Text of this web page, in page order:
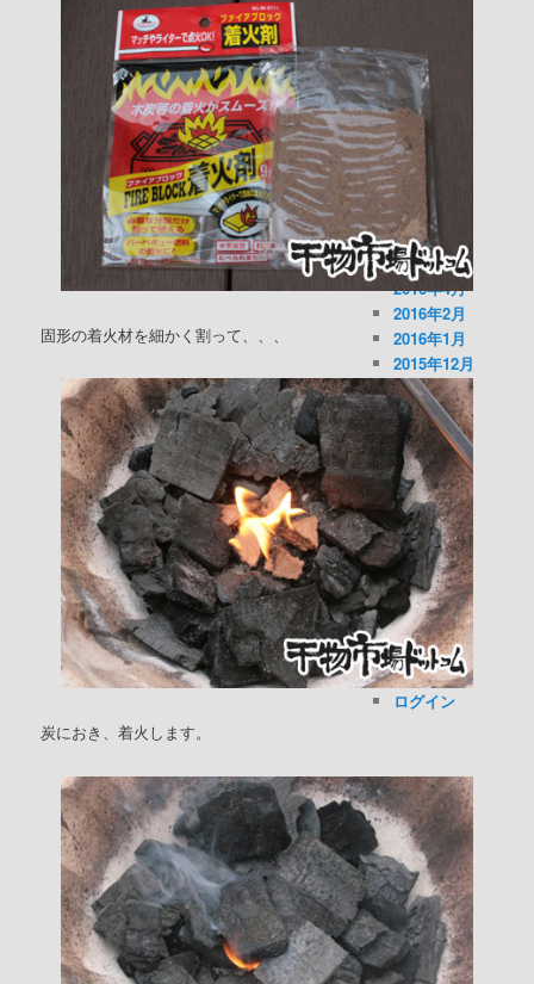
固形の着火材を細かく割って、、、
炭におき、着火します。
2017年1月
2016年12月
2016年11月
2016年10月
2016年9月
2016年8月
2016年7月
2016年6月
2016年5月
2016年4月
2016年2月
2016年1月
2015年12月
2015年9月
2015年8月
2015年6月
2015年4月
2015年3月
2014年11月
2014年9月
2014年5月
2014年3月
2012年8月
メタ情報
ログイン